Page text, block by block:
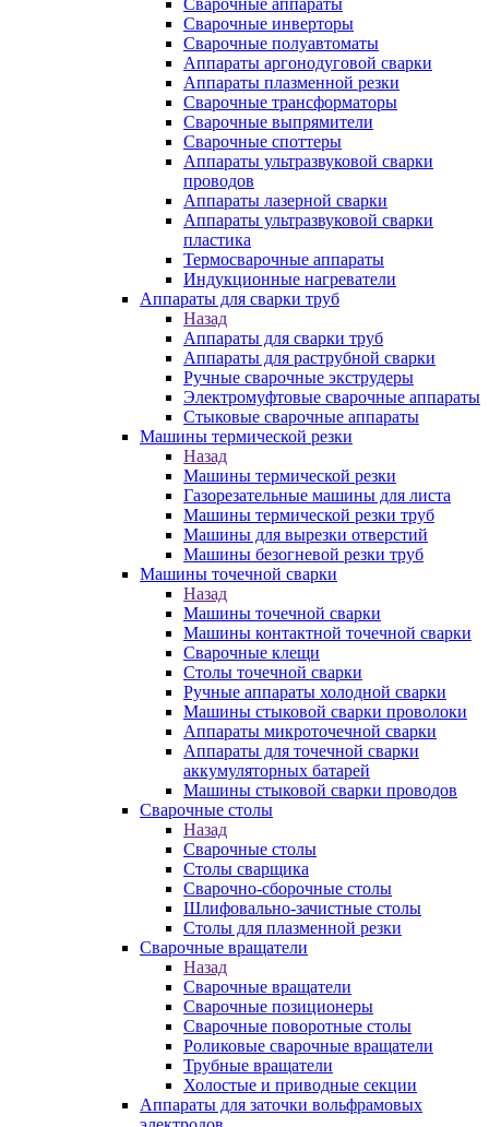
Сварочные аппараты
Сварочные инверторы
Сварочные полуавтоматы
Аппараты аргонодуговой сварки
Аппараты плазменной резки
Сварочные трансформаторы
Сварочные выпрямители
Сварочные споттеры
Аппараты ультразвуковой сварки
проводов
Аппараты лазерной сварки
Аппараты ультразвуковой сварки
пластика
Термосварочные аппараты
Индукционные нагреватели
Аппараты для сварки труб
Назад
Аппараты для сварки труб
Аппараты для раструбной сварки
Ручные сварочные экструдеры
Электромуфтовые сварочные аппараты
Стыковые сварочные аппараты
Машины термической резки
Назад
Машины термической резки
Газорезательные машины для листа
Машины термической резки труб
Машины для вырезки отверстий
Машины безогневой резки труб
Машины точечной сварки
Назад
Машины точечной сварки
Машины контактной точечной сварки
Сварочные клещи
Столы точечной сварки
Ручные аппараты холодной сварки
Машины стыковой сварки проволоки
Аппараты микроточечной сварки
Аппараты для точечной сварки
аккумуляторных батарей
Машины стыковой сварки проводов
Сварочные столы
Назад
Сварочные столы
Столы сварщика
Сварочно-сборочные столы
Шлифовально-зачистные столы
Столы для плазменной резки
Сварочные вращатели
Назад
Сварочные вращатели
Сварочные позиционеры
Сварочные поворотные столы
Роликовые сварочные вращатели
Трубные вращатели
Холостые и приводные секции
Аппараты для заточки вольфрамовых